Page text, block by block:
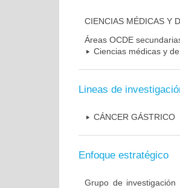
CIENCIAS MÉDICAS Y
Áreas OCDE
Ciencias médicas y
Lineas de
CÁNCER GÁSTRICO
Enfoque estratégico
Grupo de